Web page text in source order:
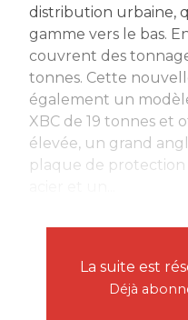
distribution urbaine,
gamme vers le bas.
couvrent des
tonnes. Cette
également un
XBC de 19 tonnes et
élevée, un grand
plaque de
La suite est
Déjà